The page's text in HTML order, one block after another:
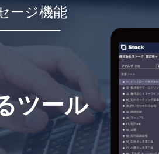
ージ機能
ツール